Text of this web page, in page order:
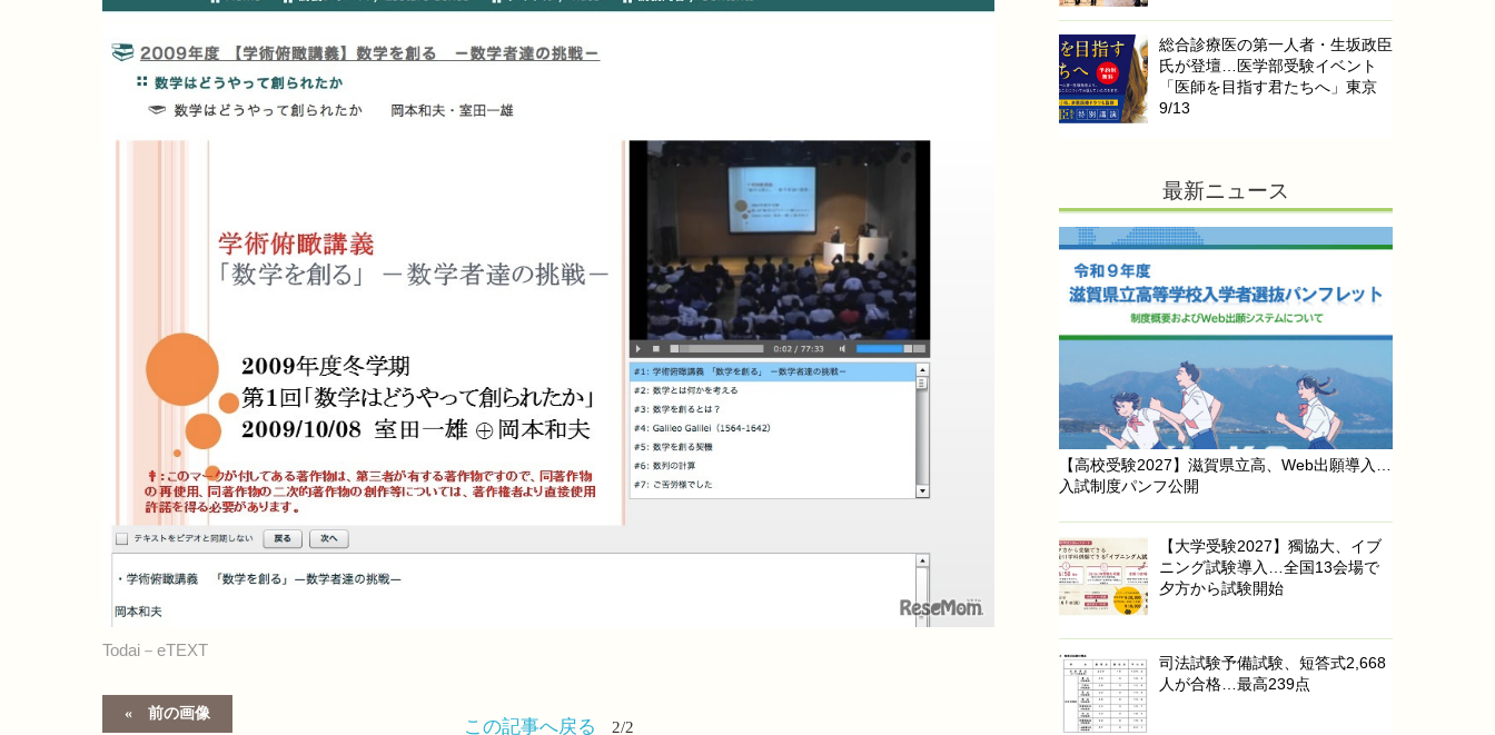
Todai－eTEXT
前の画像
この記事へ戻る 2/2
総合診療医の第一人者・生坂政臣
氏が登壇…医学部受験イベント
「医師を目指す君たちへ」東京
9/13
最新ニュース
【高校受験2027】滋賀県立高、Web出願導入…
入試制度パンフ公開
【大学受験2027】獨協大、イブ
ニング試験導入…全国13会場で
夕方から試験開始
司法試験予備試験、短答式2,668
人が合格…最高239点